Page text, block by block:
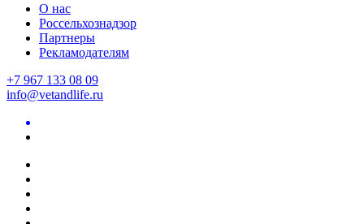
О нас
Россельхознадзор
Партнеры
Рекламодателям
+7 967 133 08 09
info@vetandlife.ru